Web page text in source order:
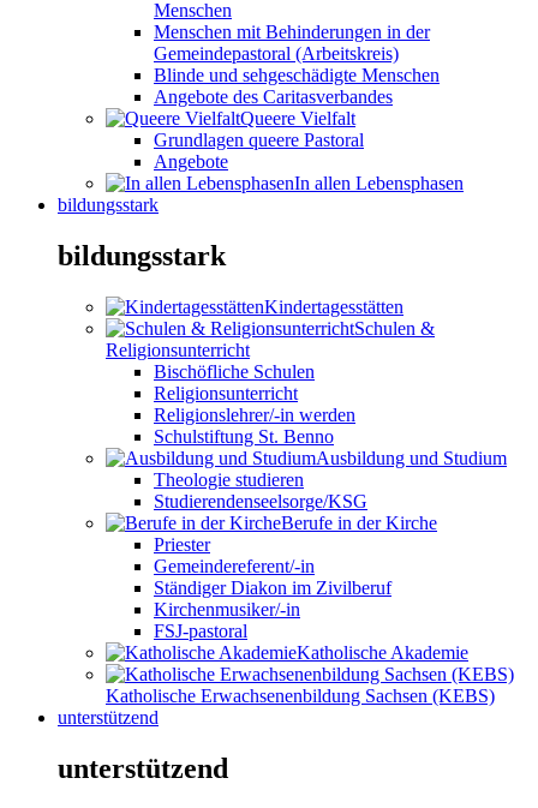
Menschen
Menschen mit Behinderungen in der
Gemeindepastoral (Arbeitskreis)
Blinde und sehgeschädigte Menschen
Angebote des Caritasverbandes
Queere Vielfalt
Grundlagen queere Pastoral
Angebote
In allen Lebensphasen
bildungsstark
bildungsstark
Kindertagesstätten
Schulen &
Religionsunterricht
Bischöfliche Schulen
Religionsunterricht
Religionslehrer/-in werden
Schulstiftung St. Benno
Ausbildung und Studium
Theologie studieren
Studierendenseelsorge/KSG
Berufe in der Kirche
Priester
Gemeindereferent/-in
Ständiger Diakon im Zivilberuf
Kirchenmusiker/-in
FSJ-pastoral
Katholische Akademie
Katholische Erwachsenenbildung Sachsen (KEBS)
unterstützend
unterstützend